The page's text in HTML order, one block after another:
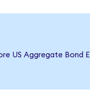
US Aggregate Bond